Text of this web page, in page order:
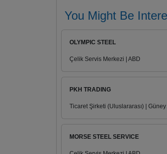
You Might Be
OLYMPIC STEEL
Çelik Servis Merkezi | ABD
PKH TRADING
Ticaret Şirketi (Uluslararası) | Güney
MORSE STEEL SERVICE